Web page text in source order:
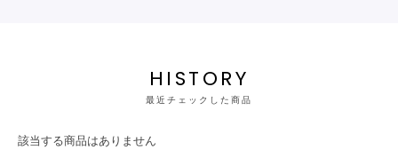
HISTORY
最近チェックした商品
該当する商品はありません